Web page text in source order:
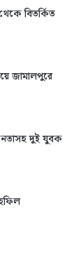
বিতর্কিত
জামালপুরে
দুই যুবক